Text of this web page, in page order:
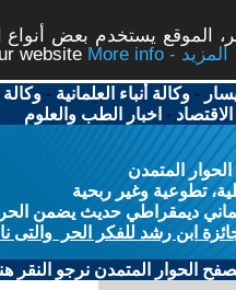
الموقع يستخدم بعض
website
More info - المزيد
-وكالة أنباء العلمانية -وكالة
الاقتصاد - اخبار الطب والعلوم
المتمدن
تطوعية وغير ربحية
ديمقراطي حديث يضمن الحرية
ابن رشد للفكر الحر والتى
الحوار المتمدن نرجو النقر